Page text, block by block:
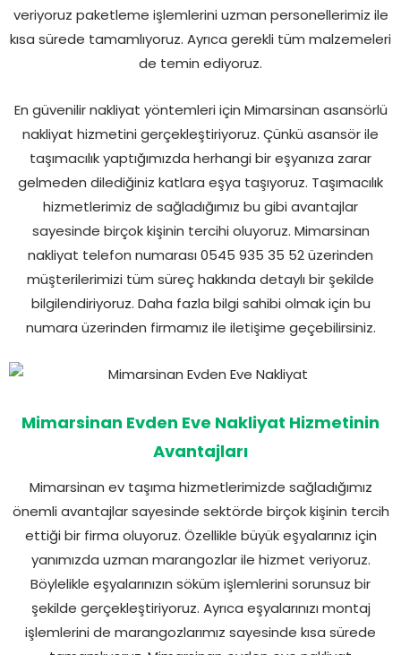
veriyoruz paketleme işlemlerini uzman personellerimiz ile
kısa sürede tamamlıyoruz. Ayrıca gerekli tüm malzemeleri
de temin ediyoruz.
En güvenilir nakliyat yöntemleri için Mimarsinan asansörlü
nakliyat hizmetini gerçekleştiriyoruz. Çünkü asansör ile
taşımacılık yaptığımızda herhangi bir eşyanıza zarar
gelmeden dilediğiniz katlara eşya taşıyoruz. Taşımacılık
hizmetlerimiz de sağladığımız bu gibi avantajlar
sayesinde birçok kişinin tercihi oluyoruz. Mimarsinan
nakliyat telefon numarası 0545 935 35 52 üzerinden
müşterilerimizi tüm süreç hakkında detaylı bir şekilde
bilgilendiriyoruz. Daha fazla bilgi sahibi olmak için bu
numara üzerinden firmamız ile iletişime geçebilirsiniz.
Mimarsinan Evden Eve Nakliyat Hizmetinin
Avantajları
Mimarsinan ev taşıma hizmetlerimizde sağladığımız
önemli avantajlar sayesinde sektörde birçok kişinin tercih
ettiği bir firma oluyoruz. Özellikle büyük eşyalarınız için
yanımızda uzman marangozlar ile hizmet veriyoruz.
Böylelikle eşyalarınızın söküm işlemlerini sorunsuz bir
şekilde gerçekleştiriyoruz. Ayrıca eşyalarınızı montaj
işlemlerini de marangozlarımız sayesinde kısa sürede